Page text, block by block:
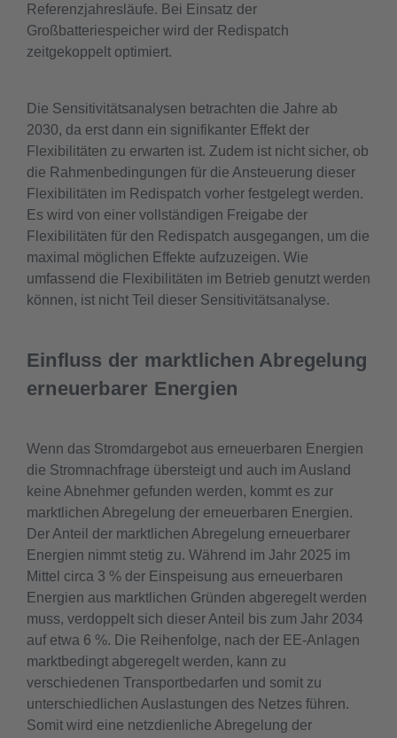
Referenzjahresläufe. Bei Einsatz der
Großbatteriespeicher wird der Redispatch
zeitgekoppelt optimiert.
Die Sensitivitätsanalysen betrachten die Jahre ab
2030, da erst dann ein signifikanter Effekt der
Flexibilitäten zu erwarten ist. Zudem ist nicht sicher, ob
die Rahmenbedingungen für die Ansteuerung dieser
Flexibilitäten im Redispatch vorher festgelegt werden.
Es wird von einer vollständigen Freigabe der
Flexibilitäten für den Redispatch ausgegangen, um die
maximal möglichen Effekte aufzuzeigen. Wie
umfassend die Flexibilitäten im Betrieb genutzt werden
können, ist nicht Teil dieser Sensitivitätsanalyse.
Einfluss der marktlichen Abregelung
erneuerbarer Energien
Wenn das Stromdargebot aus erneuerbaren Energien
die Stromnachfrage übersteigt und auch im Ausland
keine Abnehmer gefunden werden, kommt es zur
marktlichen Abregelung der erneuerbaren Energien.
Der Anteil der marktlichen Abregelung erneuerbarer
Energien nimmt stetig zu. Während im Jahr 2025 im
Mittel circa 3 % der Einspeisung aus erneuerbaren
Energien aus marktlichen Gründen abgeregelt werden
muss, verdoppelt sich dieser Anteil bis zum Jahr 2034
auf etwa 6 %. Die Reihenfolge, nach der EE-Anlagen
marktbedingt abgeregelt werden, kann zu
verschiedenen Transportbedarfen und somit zu
unterschiedlichen Auslastungen des Netzes führen.
Somit wird eine netzdienliche Abregelung der